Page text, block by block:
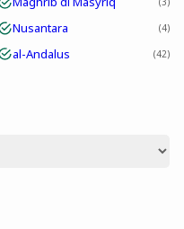
Nusantara 4
al-Andalus 42